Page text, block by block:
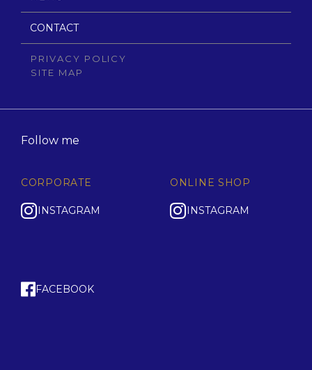
CONTACT
PRIVACY POLICY
SITE MAP
Follow me
CORPORATE
INSTAGRAM
FACEBOOK
ONLINE SHOP
INSTAGRAM